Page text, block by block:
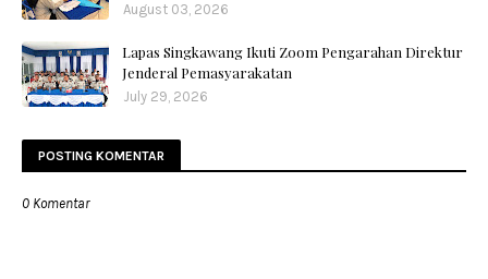
August 03, 2026
Lapas Singkawang Ikuti Zoom Pengarahan Direktur
Jenderal Pemasyarakatan
July 29, 2026
POSTING KOMENTAR
0 Komentar